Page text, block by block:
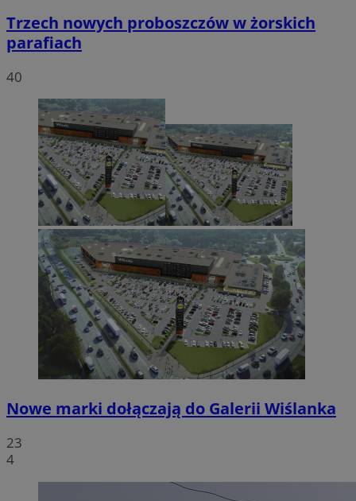
Trzech nowych proboszczów w żorskich
parafiach
40
Nowe marki dołączają do Galerii Wiślanka
23
4